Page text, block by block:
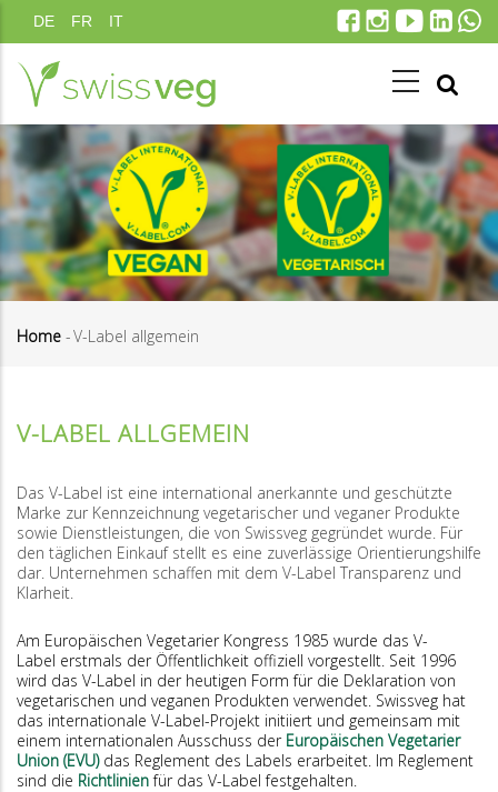
to
main
content
DE FR IT
Home -V-Label allgemein
V-LABEL ALLGEMEIN
Das V-Label ist eine international anerkannte und geschützte
Marke zur Kenn­zeichnung vegetarischer und veganer Produkte
sowie Dienstleistungen, die von Swissveg gegründet wurde. Für
den täglichen Einkauf stellt es eine zuverlässige Orientierungshilfe
dar. Unternehmen schaffen mit dem V-Label Transparenz und
Klarheit.
Am Europäischen Vegetarier Kongress 1985 wurde das V-
Label erstmals der Öffentlichkeit offiziell vorgestellt. Seit 1996
wird das V-Label in der heutigen Form für die Deklaration von
vegetarischen und veganen Produkten verwendet. Swissveg hat
das internationale V-Label-Projekt initiiert und gemeinsam mit
einem internationalen Ausschuss der Europäischen Vegetarier
Union (EVU)das Reglement des Labels erarbeitet. Im Reglement
sind die Richtlinienfür das V-Label festgehalten.